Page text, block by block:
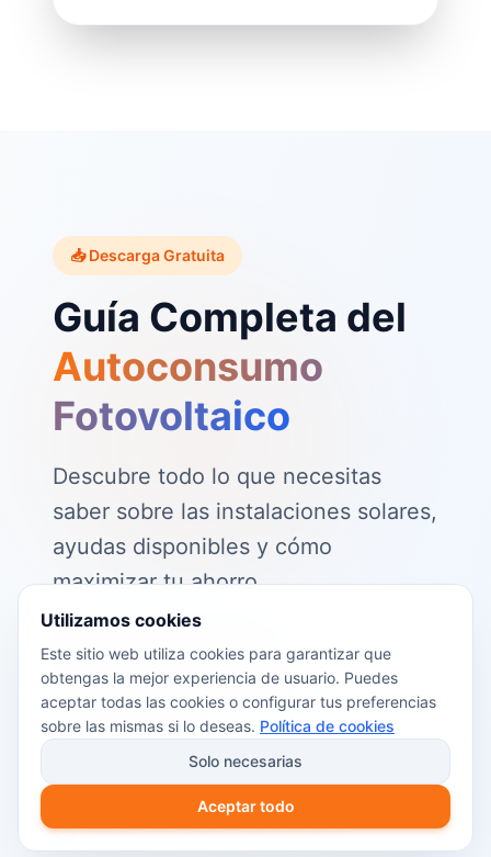
📥 Descarga Gratuita
Guía Completa del
Autoconsumo
Fotovoltaico
Descubre todo lo que necesitas
saber sobre las instalaciones solares,
ayudas disponibles y cómo
maximizar tu ahorro.
📖 Contenido de la guía:
Cómo funciona el autoconsumo
fotovoltaico
Ayudas y subvenciones disponibles en
2026
Cálculo del retorno de inversión
Utilizamos cookies
Este sitio web utiliza cookies para garantizar que
obtengas la mejor experiencia de usuario. Puedes
aceptar todas las cookies o configurar tus preferencias
sobre las mismas si lo deseas. Política de cookies
Solo necesarias
Aceptar todo